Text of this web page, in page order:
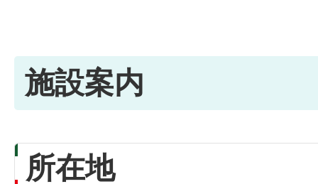
施設案内
所在地